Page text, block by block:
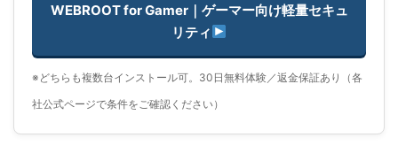
WEBROOT for Gamer｜ゲーマー向け軽量セキュ
リティ
※どちらも複数台インストール可。30日無料体験／返金保証あり（各
社公式ページで条件をご確認ください）